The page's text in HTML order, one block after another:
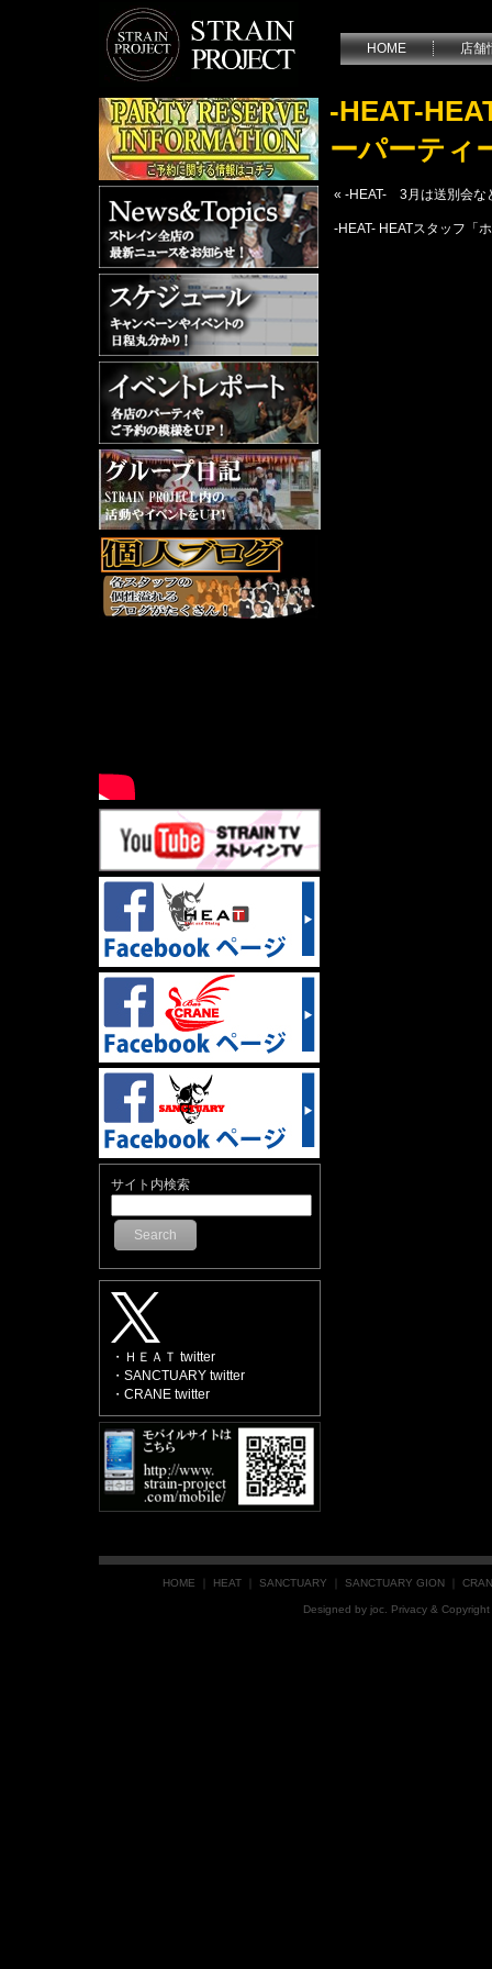
HOME 店舗
サイト内検索
Search
・ＨＥＡＴ twitter
・SANCTUARY twitter
・CRANE twitter
-HEAT-
ーパーティ
« -HEAT- 3月は送別会な
-HEAT- HEATスタッフ「
HOME HEAT SANCTUARY SANCTUARY GION
Designed by joc . Privacy &